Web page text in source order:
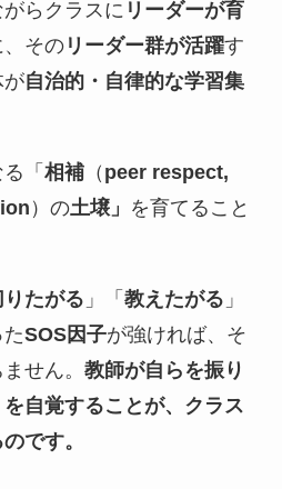
らクラスに リーダーが育
そのリーダー群が活躍す
が自治的・自律的な学習集
「 相補（ peer respect,
）の土壌」 を育てること
たがる 」「 教えたがる 」
たSOS因子が強ければ、そ
せん。 教師が自らを振り
自覚することが、クラス
です。